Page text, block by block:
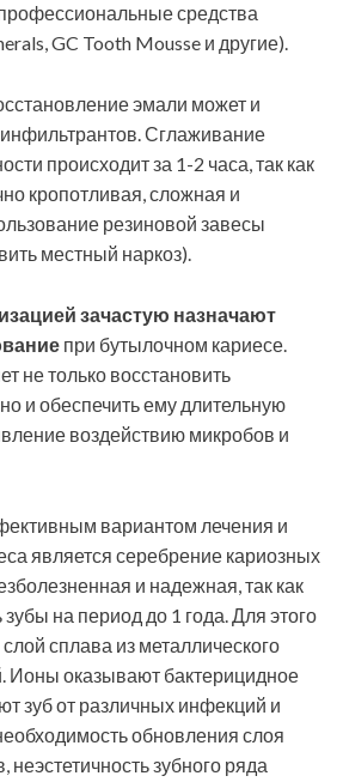
средства
GC Tooth Mousse и другие).
эмали может и
Сглаживание
происходит за 1-2 часа, так как
кропотливая, сложная и
резиновой завесы
местный наркоз).
зачастую назначают
при бутылочном кариесе.
не только восстановить
и обеспечить ему длительную
воздействию микробов и
вариантом лечения и
является серебрение кариозных
и надежная, так как
на период до 1 года. Для этого
сплава из металлического
Ионы оказывают бактерицидное
зуб от различных инфекций и
обновления слоя
зубного ряда